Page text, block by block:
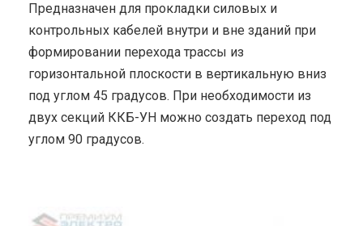
Предназначен для прокладки силовых и
контрольных кабелей внутри и вне зданий при
формировании перехода трассы из
горизонтальной плоскости в вертикальную вниз
под углом 45 градусов. При необходимости из
двух секций ККБ-УН можно создать переход под
углом 90 градусов.